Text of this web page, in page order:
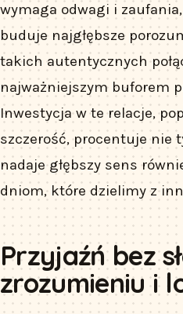
wymaga odwagi i
buduje najgłębsze
takich autentycznych
najważniejszym buforem
Inwestycja w te relacje,
szczerość, procentuje nie
nadaje głębszy sens
dniom, które dzielimy z
Przyjaźń bez
zrozumieniu i